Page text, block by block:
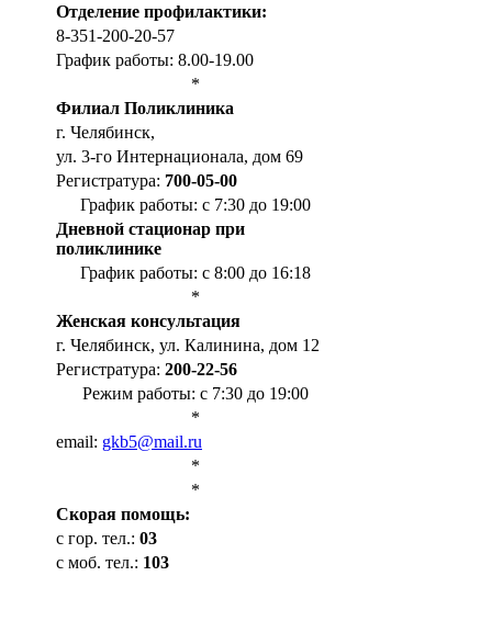
Отделение профилактики:
8-351-200-20-57
График работы: 8.00-19.00
*
Филиал Поликлиника
г. Челябинск,
ул. 3-го Интернационала, дом 69
Регистратура: 700-05-00
График работы: с 7:30 до 19:00
Дневной стационар при
поликлинике
График работы: с 8:00 до 16:18
*
Женская консультация
г. Челябинск, ул. Калинина, дом 12
Регистратура: 200-22-56
Режим работы: с 7:30 до 19:00
*
email: gkb5@mail.ru
*
*
Cкорая помощь:
с гор. тел.: 03
с моб. тел.: 103